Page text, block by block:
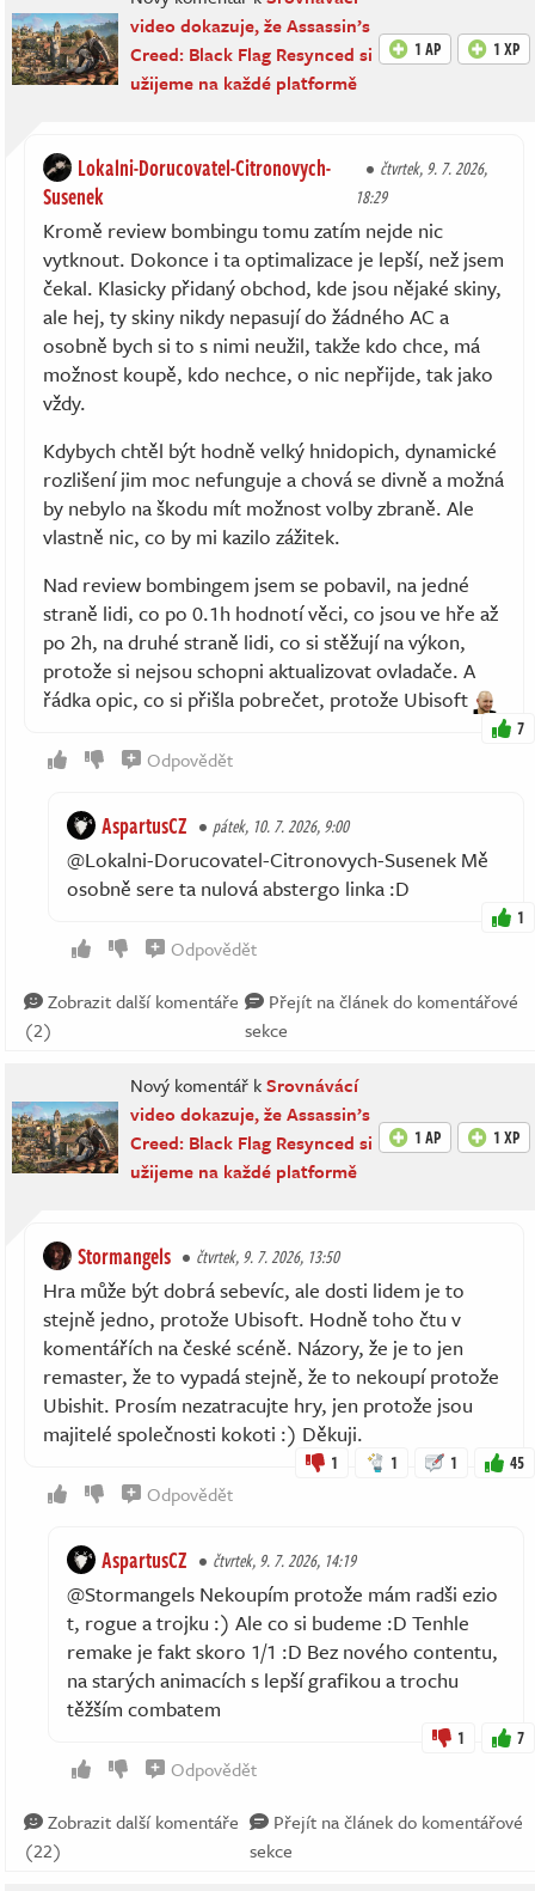
video dokazuje, že Assassin’s
Creed: Black Flag Resynced si
užijeme na každé platformě
1 AP 1 XP
Lokalni-Dorucovatel-Citronovych-
Susenek
čtvrtek, 9. 7. 2026,
18:29
Kromě review bombingu tomu zatím nejde nic
vytknout. Dokonce i ta optimalizace je lepší, než jsem
čekal. Klasicky přidaný obchod, kde jsou nějaké skiny,
ale hej, ty skiny nikdy nepasují do žádného AC a
osobně bych si to s nimi neužil, takže kdo chce, má
možnost koupě, kdo nechce, o nic nepřijde, tak jako
vždy.
Kdybych chtěl být hodně velký hnidopich, dynamické
rozlišení jim moc nefunguje a chová se divně a možná
by nebylo na škodu mít možnost volby zbraně. Ale
vlastně nic, co by mi kazilo zážitek.
Nad review bombingem jsem se pobavil, na jedné
straně lidi, co po 0.1h hodnotí věci, co jsou ve hře až
po 2h, na druhé straně lidi, co si stěžují na výkon,
protože si nejsou schopni aktualizovat ovladače. A
řádka opic, co si přišla pobrečet, protože Ubisoft
7
Odpovědět
AspartusCZ pátek, 10. 7. 2026, 9:00
@Lokalni-Dorucovatel-Citronovych-Susenek Mě
osobně sere ta nulová abstergo linka :D
1
Odpovědět
Zobrazit další komentáře
(2)
Přejít na článek do komentářové
sekce
Nový komentář kSrovnávácí
video dokazuje, že Assassin’s
Creed: Black Flag Resynced si
užijeme na každé platformě
1 AP 1 XP
Stormangels čtvrtek, 9. 7. 2026, 13:50
Hra může být dobrá sebevíc, ale dosti lidem je to
stejně jedno, protože Ubisoft. Hodně toho čtu v
komentářích na české scéně. Názory, že je to jen
remaster, že to vypadá stejně, že to nekoupí protože
Ubishit. Prosím nezatracujte hry, jen protože jsou
majitelé společnosti kokoti :) Děkuji.
1 1 1 45
Odpovědět
AspartusCZ čtvrtek, 9. 7. 2026, 14:19
@Stormangels Nekoupím protože mám radši ezio
t, rogue a trojku :) Ale co si budeme :D Tenhle
remake je fakt skoro 1/1 :D Bez nového contentu,
na starých animacích s lepší grafikou a trochu
těžším combatem
1 7
Odpovědět
Zobrazit další komentáře
(22)
Přejít na článek do komentářové
sekce